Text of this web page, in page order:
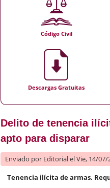
Código Civil
Descargas Gratuitas
Delito de tenencia
apto para disparar
Enviado por Editorialel Vie, 14/07/
Tenencia ilícita de armas.